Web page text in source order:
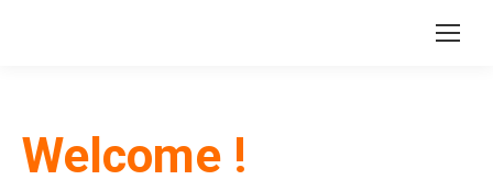
Welcome !